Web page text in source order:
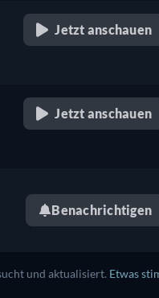
Jetzt anschauen
Jetzt anschauen
Benachrichtigen
und aktualisiert. Etwas